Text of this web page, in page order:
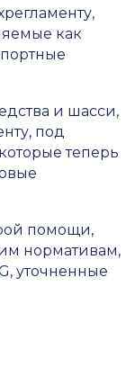
как
и шасси,
под
теперь
помощи,
нормативам,
уточненные